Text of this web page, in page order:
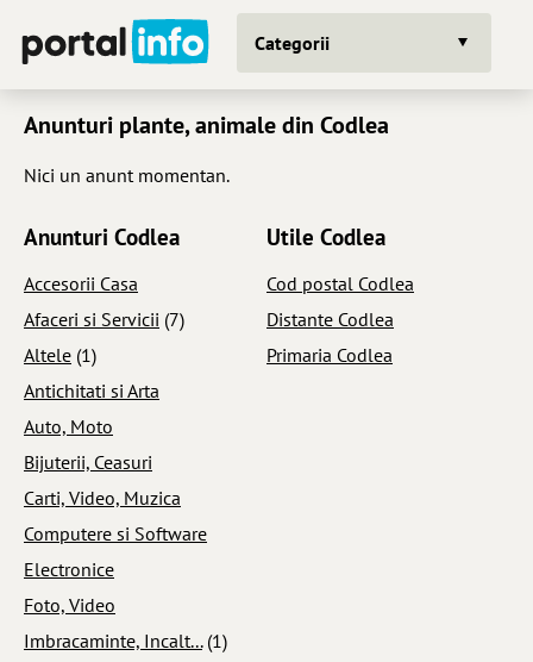
Categorii
Anunturi plante, animale din Codlea
Nici un anunt momentan.
Anunturi Codlea
Accesorii Casa
Afaceri si Servicii (7)
Altele (1)
Antichitati si Arta
Auto, Moto
Bijuterii, Ceasuri
Carti, Video, Muzica
Computere si Software
Electronice
Foto, Video
Imbracaminte, Incalt... (1)
Utile Codlea
Cod postal Codlea
Distante Codlea
Primaria Codlea